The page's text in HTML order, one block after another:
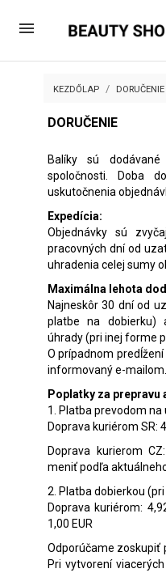

KEZDŐLAP DORUČENIE
DORUČENIE
Balíky sú dodávané
spoločnosti. Doba
uskutočnenia
Expedícia:
Objednávky sú
pracovných dní od
uhradenia celej sumy
Maximálna lehota
Najneskôr 30 dní od
platbe na dobierku)
úhrady (pri inej forme
O prípadnom
informovaný e-mailom.
Poplatky za prepravu
1. Platba prevodom na
Doprava kuriérom SR:
Doprava kurierom
meniť podľa
2. Platba dobierkou
Doprava kuriérom:
1,00 EUR
Odporúčame zoskupiť
Pri vytvorení